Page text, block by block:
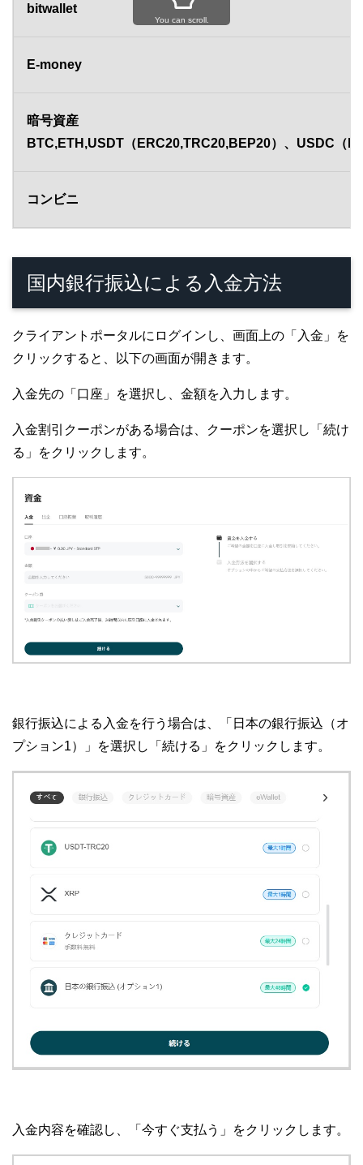
bitwallet
E-money
暗号資産
BTC,ETH,USDT（ERC20,TRC20,BEP20）、USDC（
コンビニ
You can scroll.
国内銀行振込による入金方法
クライアントポータルにログインし、画面上の「入金」を
クリックすると、以下の画面が開きます。
入金先の「口座」を選択し、金額を入力します。
入金割引クーポンがある場合は、クーポンを選択し「続け
る」をクリックします。
銀行振込による入金を行う場合は、「日本の銀行振込（オ
プション1）」を選択し「続ける」をクリックします。
入金内容を確認し、「今すぐ支払う」をクリックします。